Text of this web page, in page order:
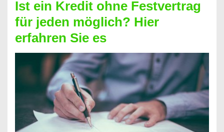
Prepaid
ist
nicht
nur
für
Handy
möglich!
Ist ein Kredit ohne Festvertrag
für jeden möglich? Hier
erfahren Sie es